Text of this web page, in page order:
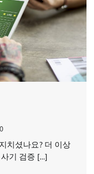
0
치셨나요? 더 이상
기 검증 […]